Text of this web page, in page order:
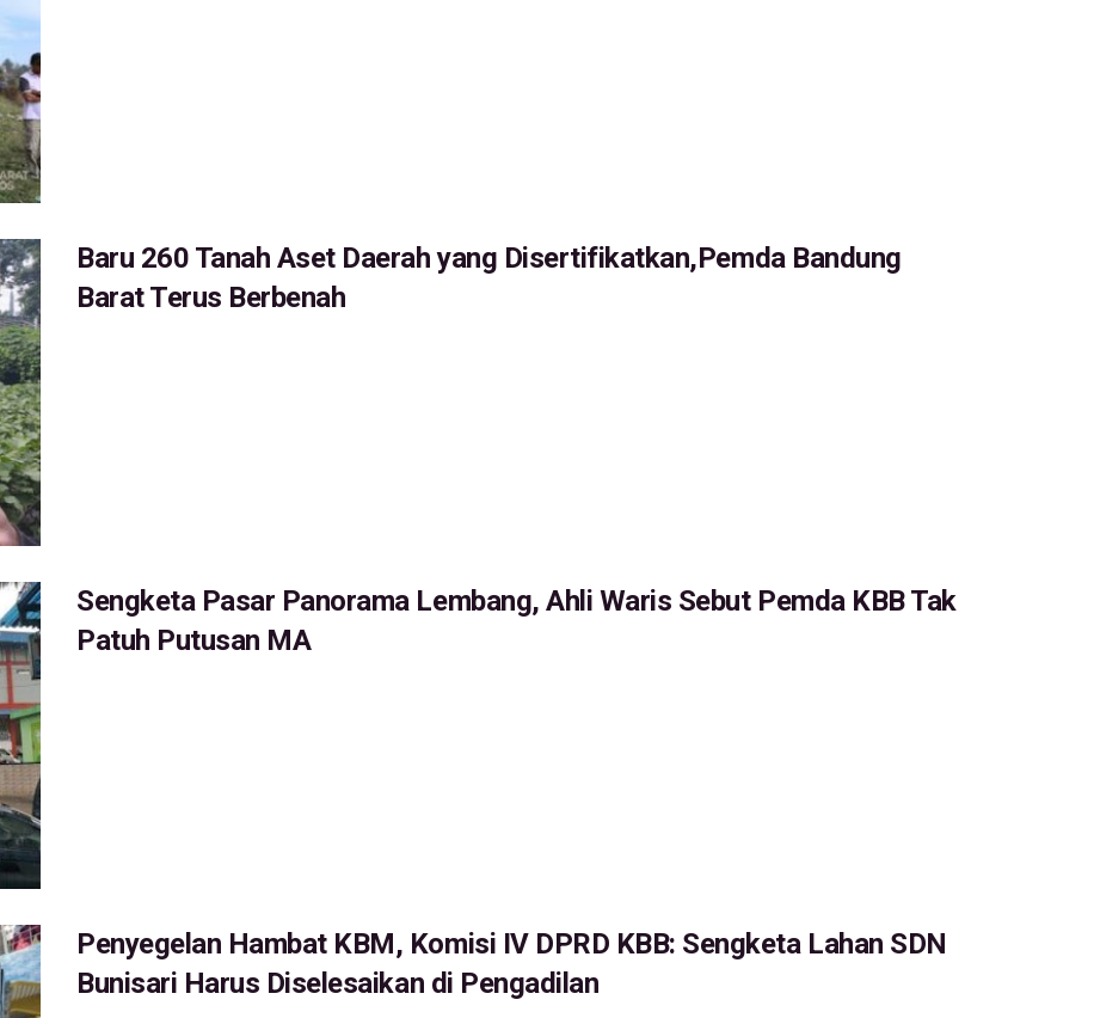
Baru 260 Tanah Aset Daerah yang Disertifikatkan,Pemda Bandung
Barat Terus Berbenah
Sengketa Pasar Panorama Lembang, Ahli Waris Sebut Pemda KBB Tak
Patuh Putusan MA
Penyegelan Hambat KBM, Komisi IV DPRD KBB: Sengketa Lahan SDN
Bunisari Harus Diselesaikan di Pengadilan